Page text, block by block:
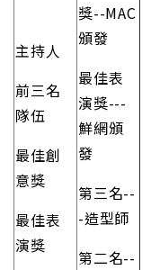
主持人
前三名
隊伍
最佳創
意獎
最佳表
演獎
獎--MAC
頒發
最佳表
演獎---
鮮網頒
發
第三名--
-造型師
第二名--